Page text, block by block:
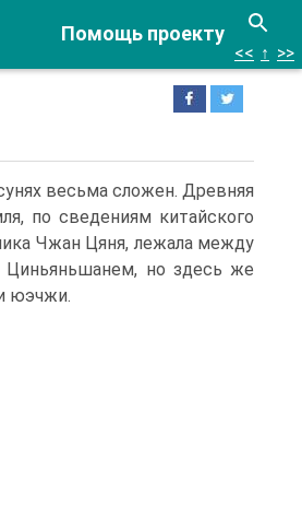
Помощь проекту
<< ↑ >>
весьма сложен. Древняя
по сведениям китайского
Чжан Цяня, лежала между
Циньяньшанем, но здесь же
юэчжи.